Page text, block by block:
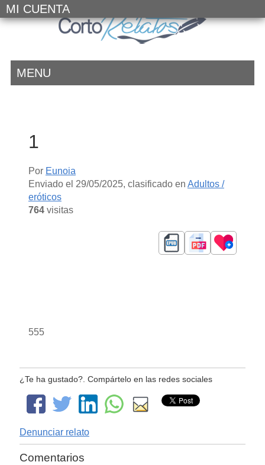
MI CUENTA
MENU
1
Por Eunoia
Enviado el 29/05/2025, clasificado en Adultos /
eróticos
764visitas
555
¿Te ha gustado?. Compártelo en las redes sociales
Denunciar relato
Comentarios